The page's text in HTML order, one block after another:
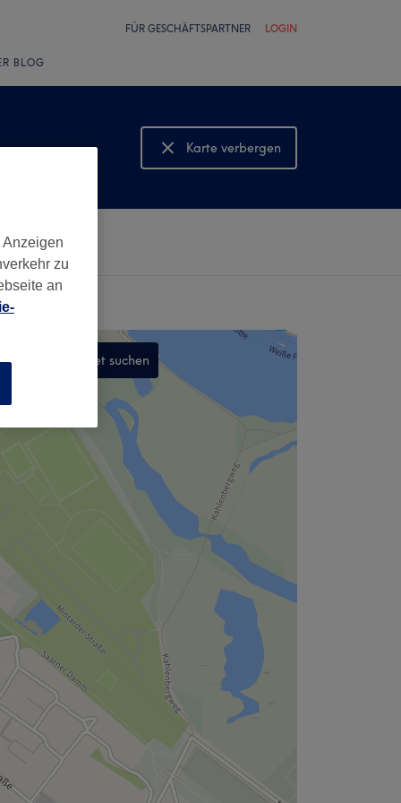
FÜR GESCHÄFTSPARTNER LOGIN
BLOG
Karte verbergen
Karte anzeigen
In diesem Gebiet suchen
zu
an